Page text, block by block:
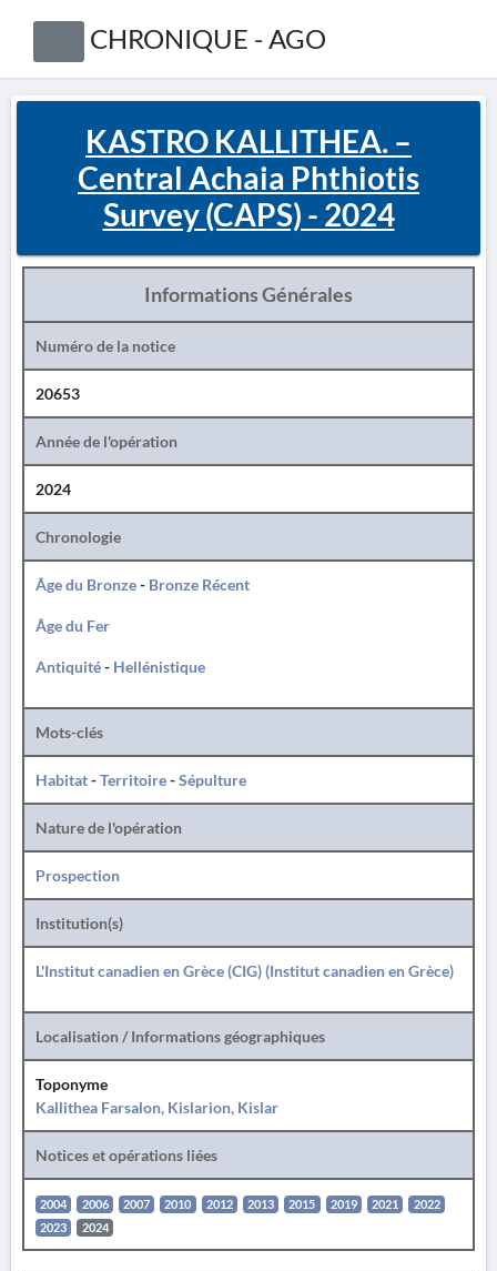
CHRONIQUE - AGO
KASTRO KALLITHEA. –
Central Achaia Phthiotis
Survey (CAPS) - 2024
Informations Générales
Numéro de la notice
20653
Année de l'opération
2024
Chronologie
Âge du Bronze- Bronze Récent
Âge du Fer
Antiquité- Hellénistique
Mots-clés
Habitat-Territoire-Sépulture
Nature de l'opération
Prospection
Institution(s)
L'Institut canadien en Grèce (CIG) (Institut canadien en Grèce)
Localisation / Informations géographiques
Toponyme
Kallithea Farsalon, Kislarion, Kislar
Notices et opérations liées
2004 2006 2007 2010 2012 2013 2015 2019 2021
2022
2023
2024